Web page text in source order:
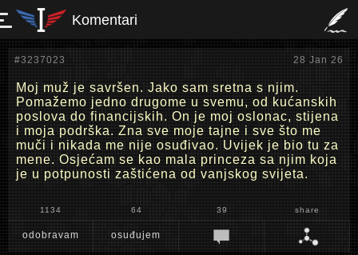
Komentari
#3237023 28 Jan 26
Moj muž je savršen. Jako sam sretna s njim.
Pomažemo jedno drugome u svemu, od kućanskih
poslova do financijskih. On je moj oslonac, stijena
i moja podrška. Zna sve moje tajne i sve što me
muči i nikada me nije osuđivao. Uvijek je bio tu za
mene. Osjećam se kao mala princeza sa njim koja
je u potpunosti zaštićena od vanjskog svijeta.
1134 64 39 share
odobravam osuđujem